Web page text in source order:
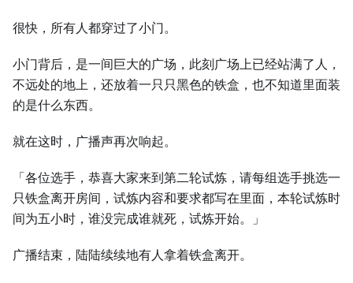
很快，所有人都穿过了小门。
小门背后，是一间巨大的广场，此刻广场上已经站满了人，
不远处的地上，还放着一只只黑色的铁盒，也不知道里面装
的是什么东西。
就在这时，广播声再次响起。
「各位选手，恭喜大家来到第二轮试炼，请每组选手挑选一
只铁盒离开房间，试炼内容和要求都写在里面，本轮试炼时
间为五小时，谁没完成谁就死，试炼开始。」
广播结束，陆陆续续地有人拿着铁盒离开。